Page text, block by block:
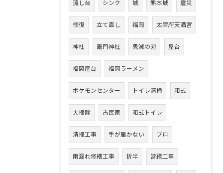
流し台 シンク 城 熊本城 震災
修復 立て直し 福岡 太宰府天満宮
神社 竈門神社 鬼滅の刃 屋台
福岡屋台 福岡ラーメン
ポケモンセンター トイレ清掃 和式
大掃除 古民家 和式トイレ
清掃工事 手が届かない プロ
雨漏れ修繕工事 折半 営繕工事